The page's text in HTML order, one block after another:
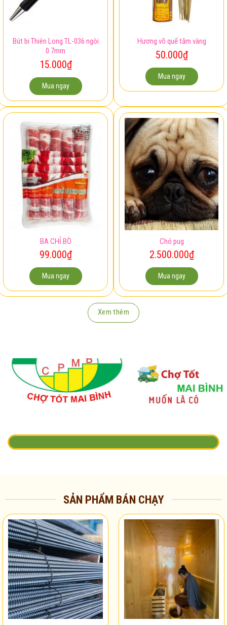
Bút bi Thiên Long TL-036 ngòi
0.7mm
15.000₫
Mua ngay
Hương võ quế tăm vàng
50.000₫
Mua ngay
BA CHỈ BÒ
99.000₫
Mua ngay
Chó pug
2.500.000₫
Mua ngay
Xem thêm
SẢN PHẨM BÁN CHẠY